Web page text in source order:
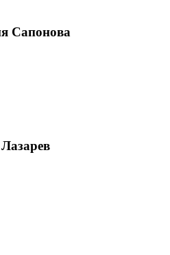
Сапонова